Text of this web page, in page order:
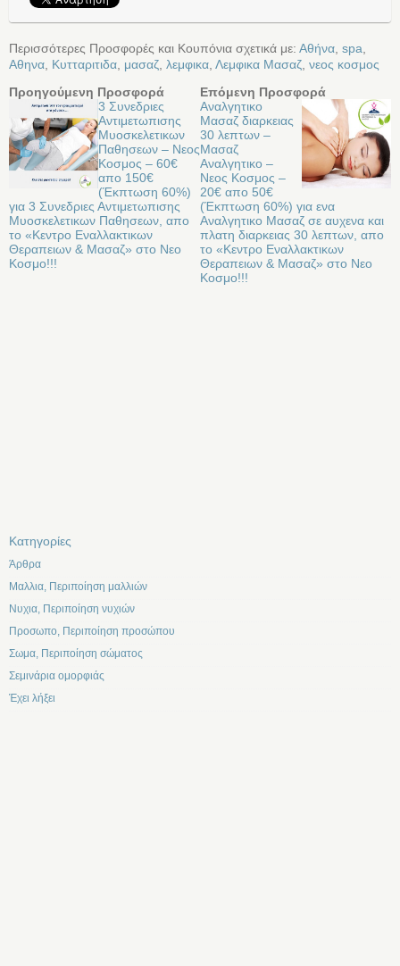
Περισσότερες Προσφορές και Κουπόνια σχετικά με: Αθήνα spa
Αθηνα Κυτταριτιδα μασαζ λεμφικα Λεμφικα Μασαζ νεος κοσμος
Προηγούμενη Προσφορά
3 Συνεδριες
Αντιμετωπισης
Μυοσκελετικων
Παθησεων – Νεος
Κοσμος – 60€
απο 150€
(Έκπτωση 60%)
για 3 Συνεδριες Αντιμετωπισης
Μυοσκελετικων Παθησεων, απο
το «Κεντρο Εναλλακτικων
Θεραπειων & Μασαζ» στο Νεο
Κοσμο!!!
Επόμενη Προσφορά
Αναλγητικο
Μασαζ διαρκειας
30 λεπτων –
Μασαζ
Αναλγητικο –
Νεος Κοσμος –
20€ απο 50€
(Έκπτωση 60%) για ενα
Αναλγητικο Μασαζ σε αυχενα και
πλατη διαρκειας 30 λεπτων, απο
το «Κεντρο Εναλλακτικων
Θεραπειων & Μασαζ» στο Νεο
Κοσμο!!!
Kατηγορίες
Άρθρα
Μαλλια, Περιποίηση μαλλιών
Νυχια, Περιποίηση νυχιών
Προσωπο, Περιποίηση προσώπου
Σωμα, Περιποίηση σώματος
Σεμινάρια ομορφιάς
Έχει λήξει